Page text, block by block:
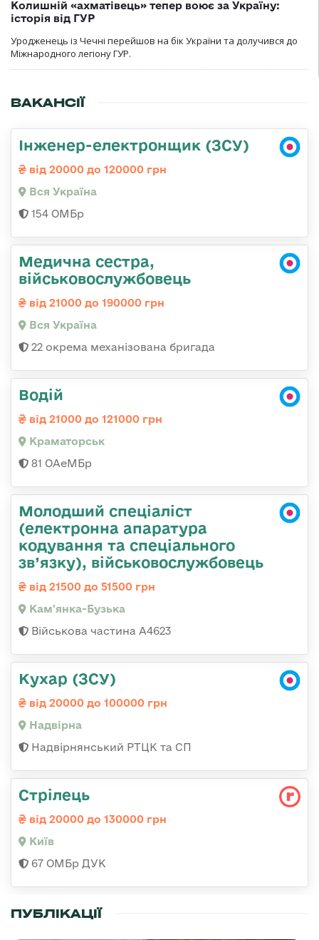
Колишній «ахматівець» тепер воює за Україну:
історія від ГУР
Уродженець із Чечні перейшов на бік України та долучився до
Міжнародного легіону ГУР.
ВАКАНСІЇ
Інженер-електронщик (ЗСУ)
від 20000 до 120000 грн
Вся Україна
154 ОМБр
Медична сестра,
військовослужбовець
від 21000 до 190000 грн
Вся Україна
22 окрема механізована бригада
Водій
від 21000 до 121000 грн
Краматорськ
81 ОАеМБр
Молодший спеціаліст
(електронна апаратура
кодування та спеціального
зв’язку), військовослужбовець
від 21500 до 51500 грн
Кам'янка-Бузька
Військова частина А4623
Кухар (ЗСУ)
від 20000 до 100000 грн
Надвірна
Надвірнянський РТЦК та СП
Стрілець
від 20000 до 130000 грн
Київ
67 ОМБр ДУК
ПУБЛІКАЦІЇ